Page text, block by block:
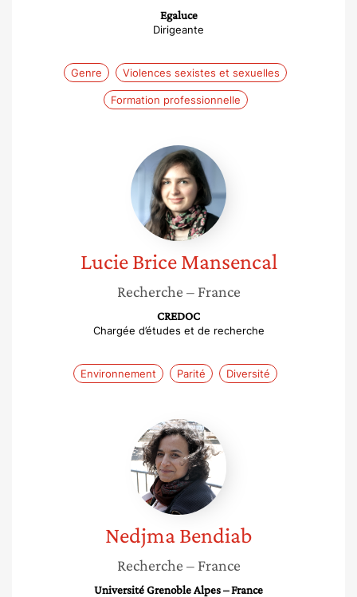
Egaluce
Dirigeante
Genre Violences sexistes et sexuelles
Formation professionnelle
Lucie
Brice
Mansencal
Lucie Brice Mansencal
Recherche – France
CREDOC
Chargée d’études et de recherche
Environnement Parité Diversité
Nedjma
Bendiab
NedjmaBendiab
Recherche – France
Université Grenoble Alpes – France